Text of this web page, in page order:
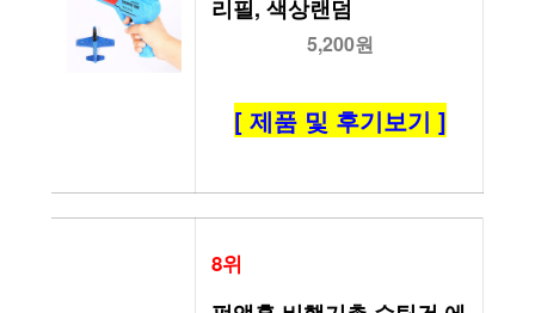
리필, 색상랜덤
5,200원
[ 제품 및 후기보기 ]
8위